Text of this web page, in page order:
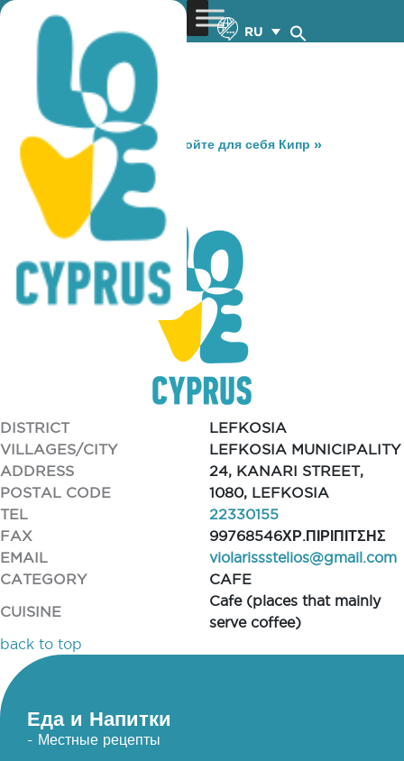
RU
You are here: Home »Откройте для себя Кипр »
Gastronomy
» MY MOOD
MY MOOD
DISTRICT
LEFKOSIA
VILLAGES/CITY
LEFKOSIA MUNICIPALITY
ADDRESS
24, KANARI STREET,
POSTAL CODE
1080, LEFKOSIA
TEL
22330155
FAX
99768546ΧΡ.ΠΙΡΙΠΙΤΣΗΣ
EMAIL
violarissstelios@gmail.com
CATEGORY
CAFE
CUISINE
Cafe (places that mainly
serve coffee)
back to top
Еда и Напитки
- Местные рецепты